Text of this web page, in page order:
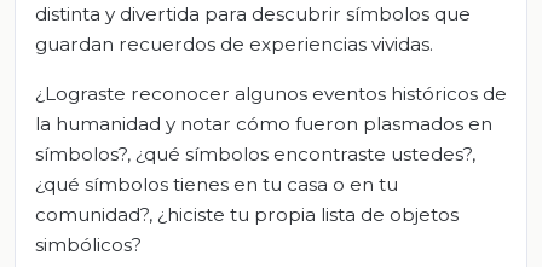
distinta y divertida para descubrir símbolos que
guardan recuerdos de experiencias vividas.
¿Lograste reconocer algunos eventos históricos de
la humanidad y notar cómo fueron plasmados en
símbolos?, ¿qué símbolos encontraste ustedes?,
¿qué símbolos tienes en tu casa o en tu
comunidad?, ¿hiciste tu propia lista de objetos
simbólicos?